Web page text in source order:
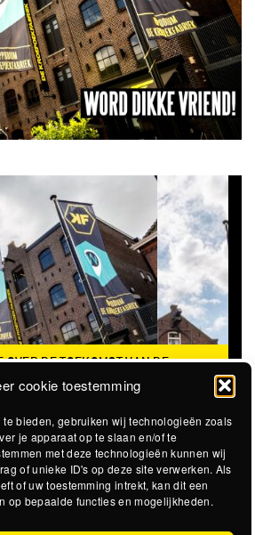
cookie toestemming
te bieden, gebruiken wij technologieën zoals
je apparaat op te slaan en/of te
met deze technologieën kunnen wij
of unieke ID's op deze site verwerken. Als
of uw toestemming intrekt, kan dit een
op bepaalde functies en mogelijkheden.
OVER DE TOEKOMST VAN DE